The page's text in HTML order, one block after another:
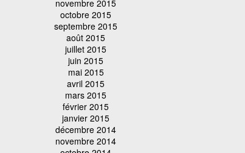
novembre 2015
octobre 2015
septembre 2015
août 2015
juillet 2015
juin 2015
mai 2015
avril 2015
mars 2015
février 2015
janvier 2015
décembre 2014
novembre 2014